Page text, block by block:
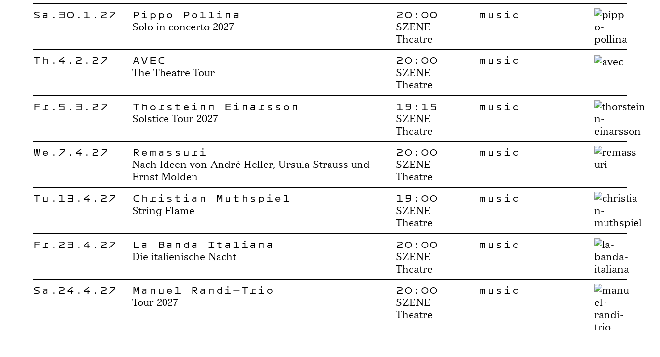
Sa.30.1.27 Pippo Pollina
Solo in concerto 2027
20:00
SZENE
Theatre
music
Th.4.2.27 AVEC
The Theatre Tour
20:00
SZENE
Theatre
music
Fr.5.3.27 Thorsteinn Einarsson
Solstice Tour 2027
19:15
SZENE
Theatre
music
We.7.4.27 Remassuri
Nach Ideen von André Heller, Ursula Strauss und
Ernst Molden
20:00
SZENE
Theatre
music
Tu.13.4.27 Christian Muthspiel
String Flame
19:00
SZENE
Theatre
music
Fr.23.4.27 La Banda Italiana
Die italienische Nacht
20:00
SZENE
Theatre
music
Sa.24.4.27 Manuel Randi-Trio
Tour 2027
20:00
SZENE
Theatre
music